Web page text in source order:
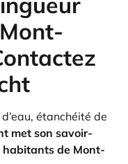
étanchéité de
met son savoir-
habitants de Mont-